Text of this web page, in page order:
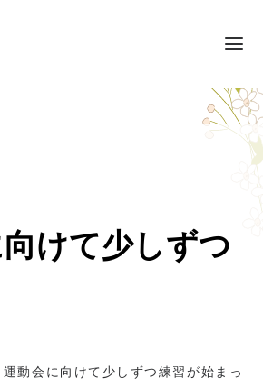
けて少しずつ
動会に向けて少しずつ練習が始まっ